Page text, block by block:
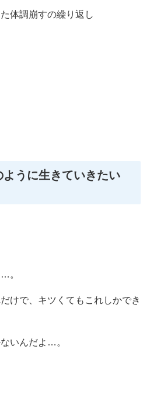
体調崩すの繰り返し
うに生きていきたい
。
けで、キツくてもこれしかでき
いんだよ…。